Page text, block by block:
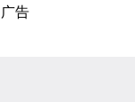
广告